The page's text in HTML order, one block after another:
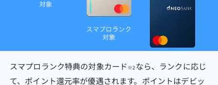
スマプロランク特典の対象カード ※2 なら、ランクに応じ
て、ポイント還元率が優遇されます。ポイントはデビッ